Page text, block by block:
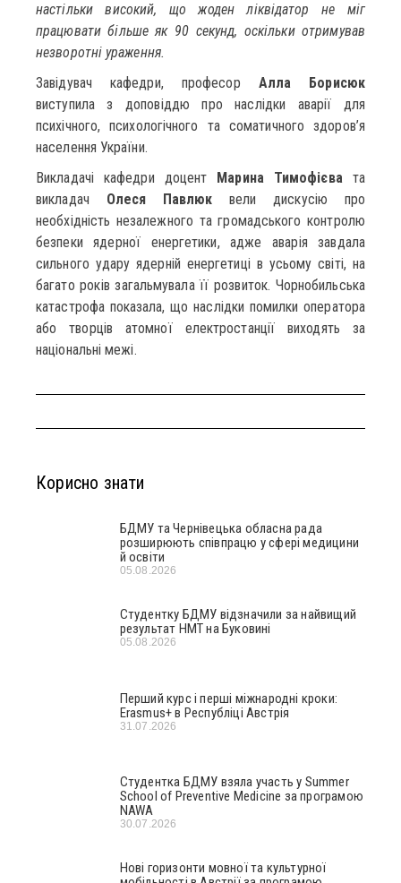
настільки високий, що жоден ліквідатор не міг
працювати більше як 90 секунд, оскільки отримував
незворотні ураження.
Завідувач кафедри, професор Алла Борисюк
виступила з доповіддю про наслідки аварії для
психічного, психологічного та соматичного здоров’я
населення України.
Викладачі кафедри доцент Марина Тимофієвата
викладач Олеся Павлюк вели дискусію про
необхідність незалежного та громадського контролю
безпеки ядерної енергетики, адже аварія завдала
сильного удару ядерній енергетиці в усьому світі, на
багато років загальмувала її розвиток. Чорнобильська
катастрофа показала, що наслідки помилки оператора
або творців атомної електростанції виходять за
національні межі.
Корисно знати
БДМУ та Чернівецька обласна рада
розширюють співпрацю у сфері медицини
й освіти
05.08.2026
Студентку БДМУ відзначили за найвищий
результат НМТ на Буковині
05.08.2026
Перший курс і перші міжнародні кроки:
Erasmus+ в Республіці Австрія
31.07.2026
Студентка БДМУ взяла участь у Summer
School of Preventive Medicine за програмою
NAWA
30.07.2026
Нові горизонти мовної та культурної